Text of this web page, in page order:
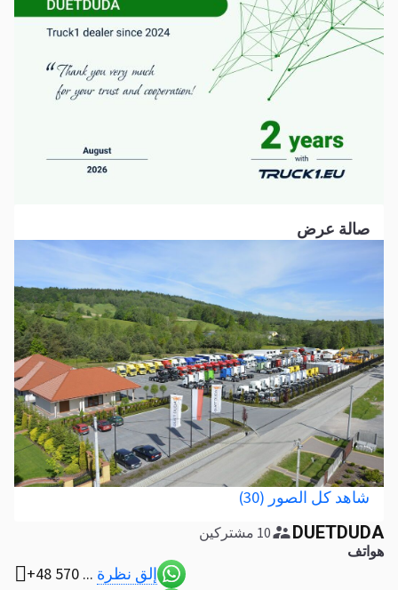
DUETDUDA 10 مشتركين
هواتف
+48 570 ... إلق نظرة
صالة عرض
شاهد كل الصور (30)